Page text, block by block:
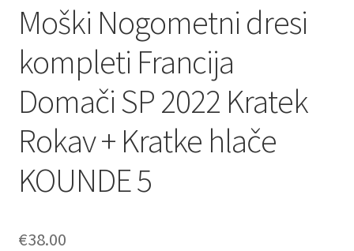
Moški Nogometni dresi
kompleti Francija
Domači SP 2022 Kratek
Rokav + Kratke hlače
KOUNDE 5
€38.00